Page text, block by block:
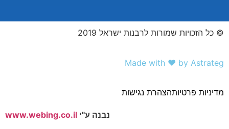
© כל הזכויות שמורות לרבנות ישראל 2019
Made with ❤️ by Astrateg
מדיניות פרטיותהצהרת נגישות
נבנה ע"י www.webing.co.il